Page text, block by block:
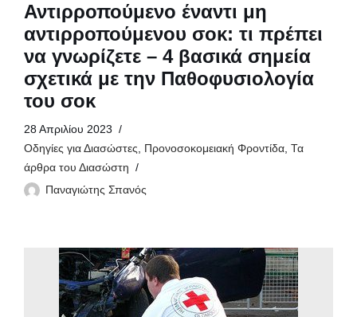
Αντιρροπούμενο έναντι μη
αντιρροπούμενου σοκ: τι πρέπει
να γνωρίζετε – 4 βασικά σημεία
σχετικά με την Παθοφυσιολογία
του σοκ
28 Απριλίου 2023
Οδηγίες για Διασώστες, Προνοσοκομειακή Φροντίδα, Τα
άρθρα του Διασώστη
Παναγιώτης Σπανός